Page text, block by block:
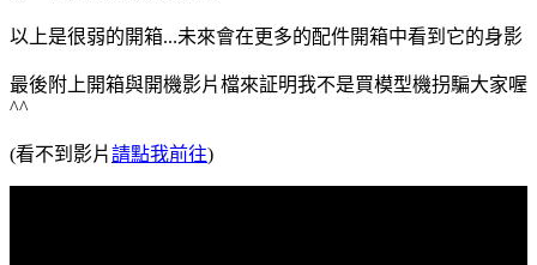
以上是很弱的開箱...未來會在更多的配件開箱中看到它的身影
最後附上開箱與開機影片檔來証明我不是買模型機拐騙大家喔
^^
(看不到影片請點我前往)